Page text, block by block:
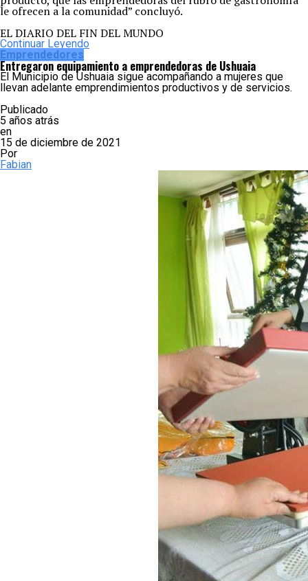
le ofrecen a la comunidad” concluyó.
EL DIARIO DEL FIN DEL MUNDO
Continuar Leyendo
Emprendedores
Entregaron equipamiento a emprendedoras de Ushuaia
El Municipio de Ushuaia sigue acompañando a mujeres que
llevan adelante emprendimientos productivos y de servicios.
Publicado
5 años atrás
en
15 de diciembre de 2021
Por
Fabian